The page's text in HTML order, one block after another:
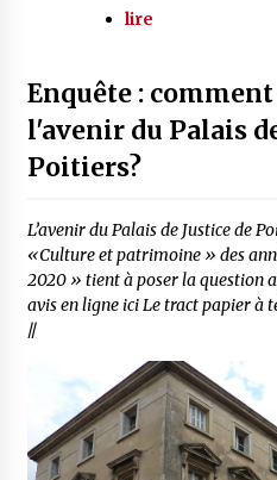
lire
Enquête :
l'avenir du Palais
Poitiers?
L’avenir du Palais de Justice de
«Culture et patrimoine » des
2020 » tient à poser la question
avis en ligne ici Le tract papier à
//